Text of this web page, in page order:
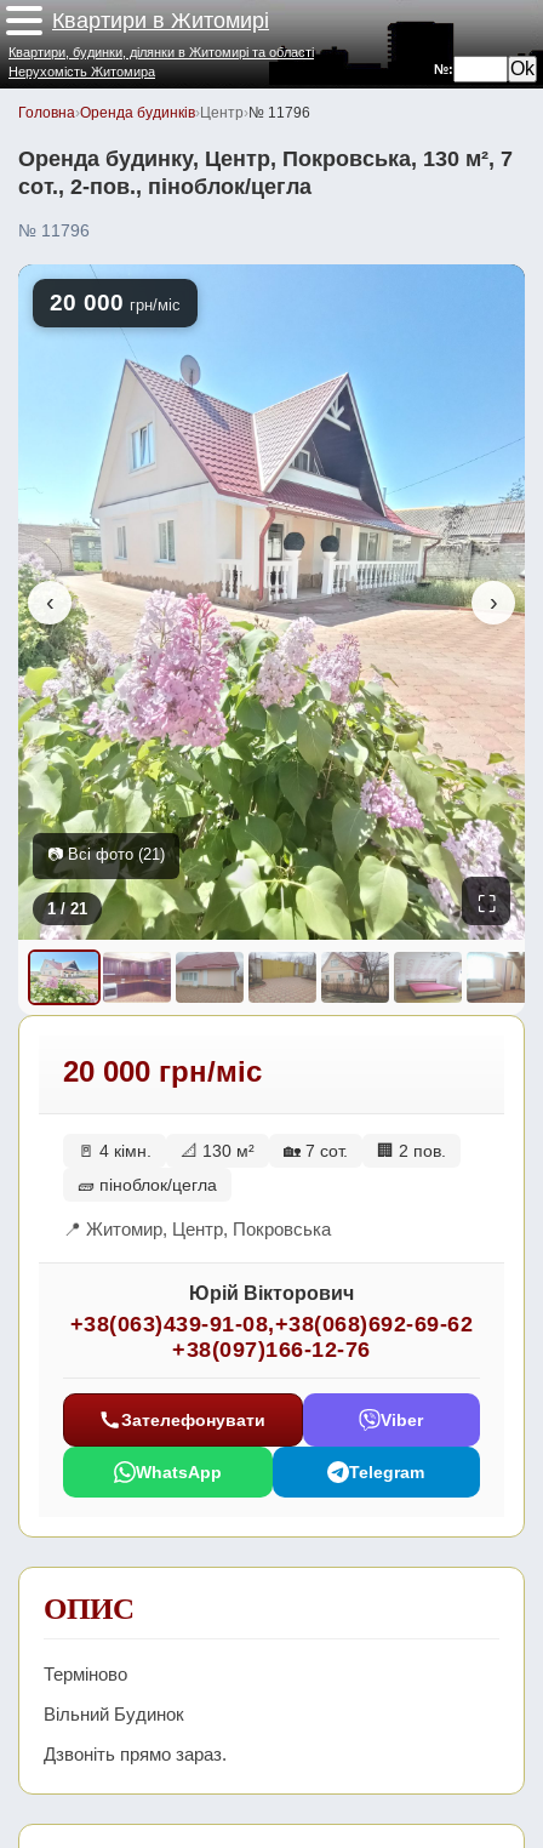
Квартири в Житомирі
№:
Квартири, будинки, ділянки в Житомирі та області
Нерухомість Житомира
Головна›Оренда будинків›Центр›№ 11796
Оренда будинку, Центр, Покровська, 130 м², 7
сот., 2-пов., піноблок/цегла
№ 11796
‹ ›
20 000 грн/міс
1/ 21 ⛶
📷 Всі фото (21)
20 000 грн/міс
🚪 4 кімн. 📐 130 м² 🏡 7 сот.
🏢 2 пов.
🧱 піноблок/цегла
📍 Житомир, Центр, Покровська
Юрій Вікторович
+38(063)439-91-08,+38(068)692-69-62
+38(097)166-12-76
Зателефонувати Viber
WhatsApp Telegram
ОПИС
Терміново
Вільний Будинок
Дзвоніть прямо зараз.